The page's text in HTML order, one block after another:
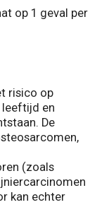
op 1 geval per
risico op
en
De
(zoals
kan echter